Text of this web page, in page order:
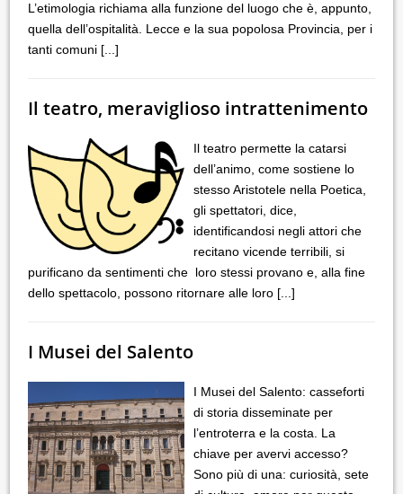
L’etimologia richiama alla funzione del luogo che è, appunto,
quella dell’ospitalità. Lecce e la sua popolosa Provincia, per i
tanti comuni [...]
Il teatro, meraviglioso intrattenimento
Il teatro permette la catarsi
dell’animo, come sostiene lo
stesso Aristotele nella Poetica,
gli spettatori, dice,
identificandosi negli attori che
recitano vicende terribili, si
purificano da sentimenti che loro stessi provano e, alla fine
dello spettacolo, possono ritornare alle loro [...]
I Musei del Salento
I Musei del Salento: casseforti
di storia disseminate per
l’entroterra e la costa. La
chiave per avervi accesso?
Sono più di una: curiosità, sete